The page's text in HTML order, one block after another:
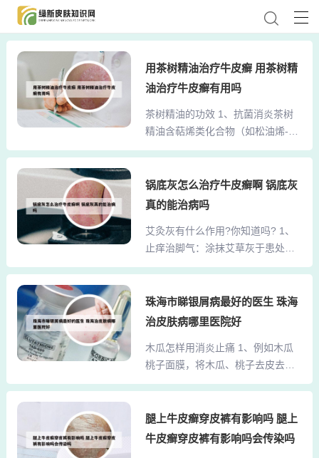
用茶树精油治疗牛皮癣 用茶树精
油治疗牛皮癣有用吗
茶树精油的功效 1、抗菌消炎茶树
精油含萜烯类化合物（如松油烯-4-
醇），可破坏细菌细胞膜结构，抑
等病原微生物的增殖。临床研究表
明，其抗菌活性对皮肤感染、痤
适用于轻中度炎症的辅助治疗。2、
茶树精油的功效与作用如下：抗菌
消炎茶树精油含特洛品等活性成
活性。其抗菌谱覆盖皮肤感染（如
脓疱、疖肿）、口腔问题（如牙龈
炎）。通过破坏微生物细胞膜结构
实现杀菌，尤其对耐药性金黄...
锅底灰怎么治疗牛皮癣啊 锅底灰
真的能治病吗
艾灸灰有什么作用?你知道吗? 1、
止痒治脚气：涂抹艾草灰于患处，
可即刻止痒，坚持每天多次使用，
脚气，结合艾灸效果更佳。祛痘不
留印：涂抹艾草灰于发红发肿的痘
会留下痘印。2、祛痘与护肤 祛痘
消炎：对于严重青春痘或痤疮患
者，艾灸灰具有消炎杀菌的作用。
膏，涂抹在患处，保留一晚后清
洗，有助于减轻炎症，促进皮肤恢
珠海市睇银屑病最好的医生 珠海
治皮肤病哪里医院好
木瓜怎样用消炎止痛 1、例如木瓜
桃子面膜，将木瓜、桃子去皮去核
捣成泥，加柠檬汁混合即成。在煎
嫩精中就含有木瓜酵素，它的效用
就是将肉类的结缔组织以及氨基酸
腿上牛皮癣穿皮裤有影响吗 腿上
牛皮癣穿皮裤有影响吗会传染吗